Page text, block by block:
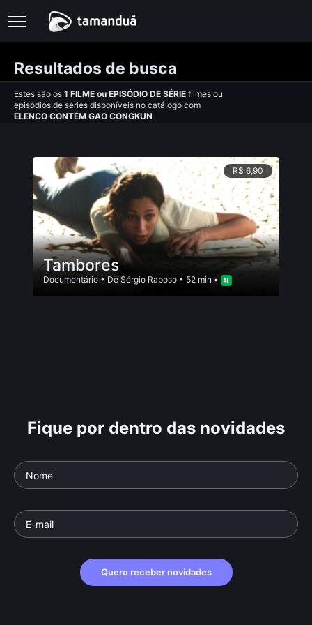
Resultados de busca
Estes são os 1 FILME ou EPISÓDIO DE SÉRIE filmes ou
episódios de séries disponíveis no catálogo com
ELENCO CONTÉM GAO CONGKUN
R$ 6,90
Tambores
Documentário • De Sérgio Raposo • 52 min •
Fique por dentro das novidades
Quero receber novidades